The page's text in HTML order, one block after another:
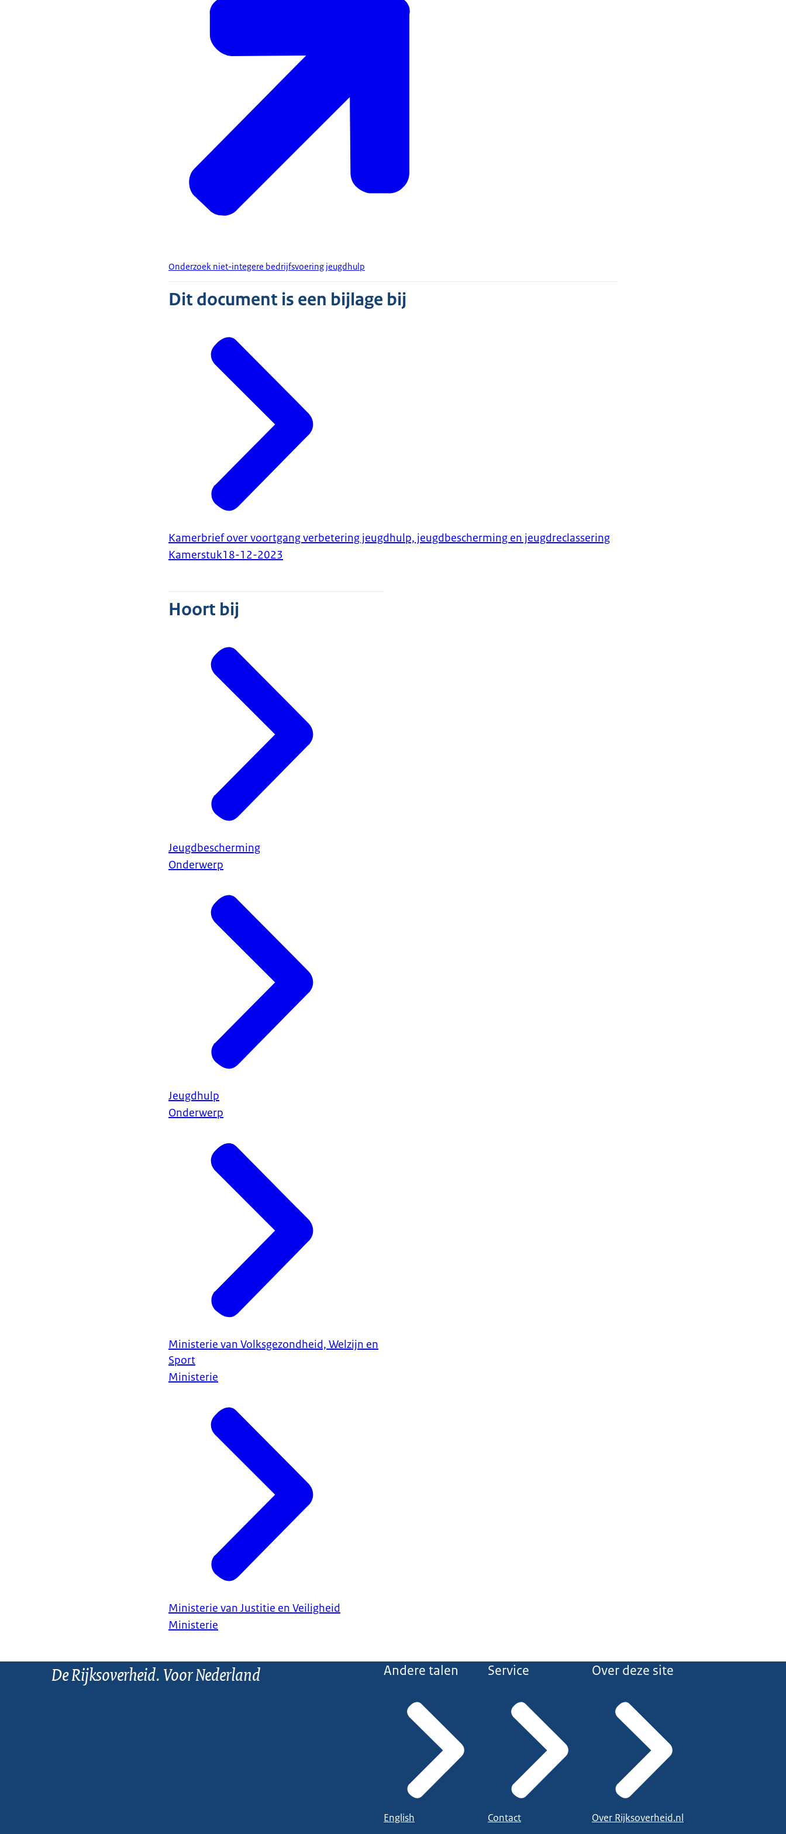
Onderzoek niet-integere bedrijfsvoering jeugdhulp
Dit document is een bijlage bij
Kamerbrief over voortgang verbetering jeugdhulp, jeugdbescherming en jeugdreclassering
Kamerstuk18-12-2023
Hoort bij
Jeugdbescherming
Onderwerp
Jeugdhulp
Onderwerp
Ministerie van Volksgezondheid, Welzijn en
Sport
Ministerie
Ministerie van Justitie en Veiligheid
Ministerie
De Rijksoverheid. Voor Nederland Andere talen
English
Service
Contact
Over deze site
Over Rijksoverheid.nl